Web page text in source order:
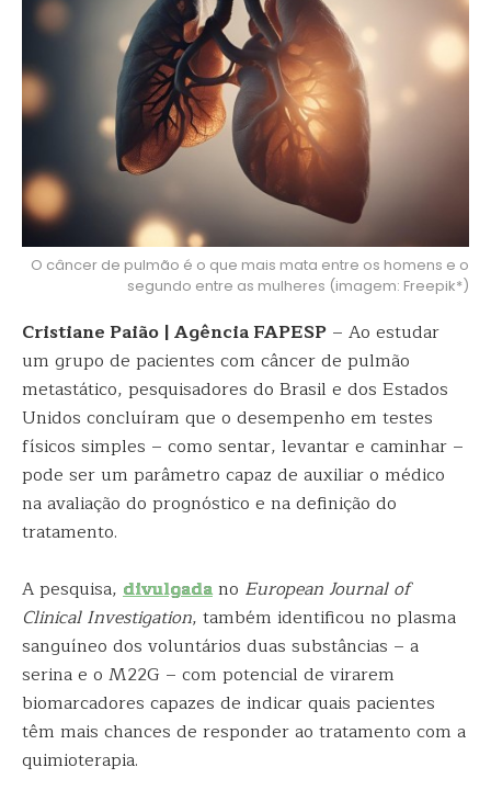
O câncer de pulmão é o que mais mata entre os homens e o
segundo entre as mulheres (imagem: Freepik*)
Cristiane Paião | Agência FAPESP – Ao estudar
um grupo de pacientes com câncer de pulmão
metastático, pesquisadores do Brasil e dos Estados
Unidos concluíram que o desempenho em testes
físicos simples – como sentar, levantar e caminhar –
pode ser um parâmetro capaz de auxiliar o médico
na avaliação do prognóstico e na definição do
tratamento.
A pesquisa, divulgadano European Journal of
Clinical Investigation, também identificou no plasma
sanguíneo dos voluntários duas substâncias – a
serina e o M22G – com potencial de virarem
biomarcadores capazes de indicar quais pacientes
têm mais chances de responder ao tratamento com a
quimioterapia.